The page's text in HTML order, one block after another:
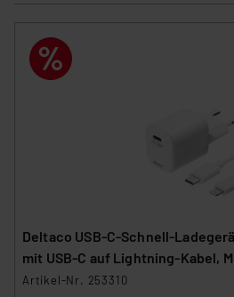
Deltaco USB-C-Schnell-
mit USB-C auf Lightning-Kabel,
Artikel-Nr. 253310